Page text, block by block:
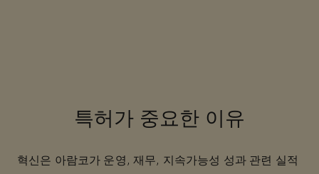
특허가 중요한 이유
혁신은 아람코가 운영, 재무, 지속가능성 성과 관련 실적